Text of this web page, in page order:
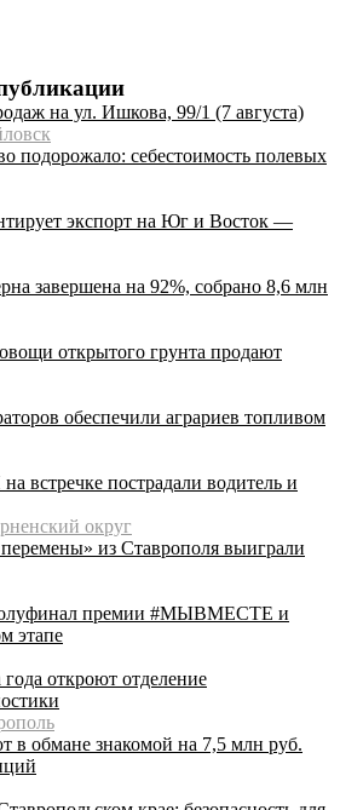
на ул. Ишкова, 99/1 (7 августа)
подорожало: себестоимость полевых
экспорт на Юг и Восток —
завершена на 92%, собрано 8,6 млн
открытого грунта продают
обеспечили аграриев топливом
встречке пострадали водитель и
округ
из Ставрополя выиграли
премии #МЫВМЕСТЕ и
этапе
откроют отделение
в обмане знакомой на 7,5 млн руб.